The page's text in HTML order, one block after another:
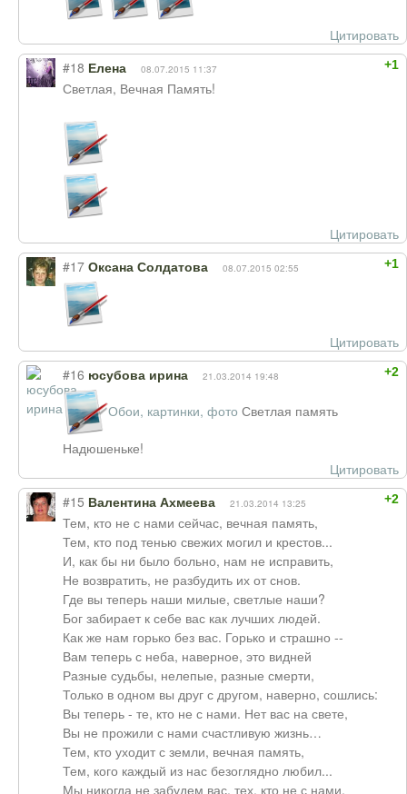
Цитировать
+1
#18 Елена 08.07.2015 11:37
Светлая, Вечная Память!
Цитировать
+1
#17 Оксана Солдатова 08.07.2015 02:55
Цитировать
+2
#16 юсубова ирина 21.03.2014 19:48
Обои, картинки, фото Светлая память
Надюшеньке!
Цитировать
+2
#15 Валентина Ахмеева 21.03.2014 13:25
Тем, кто не с нами сейчас, вечная память,
Тем, кто под тенью свежих могил и крестов...
И, как бы ни было больно, нам не исправить,
Не возвратить, не разбудить их от снов.
Где вы теперь наши милые, светлые наши?
Бог забирает к себе вас как лучших людей.
Как же нам горько без вас. Горько и страшно --
Вам теперь с неба, наверное, это видней
Разные судьбы, нелепые, разные смерти,
Только в одном вы друг с другом, наверно, сошлись:
Вы теперь - те, кто не с нами. Нет вас на свете,
Вы не прожили с нами счастливую жизнь…
Тем, кто уходит с земли, вечная память,
Тем, кого каждый из нас безоглядно любил...
Мы никогда не забудем вас, тех, кто не с нами,